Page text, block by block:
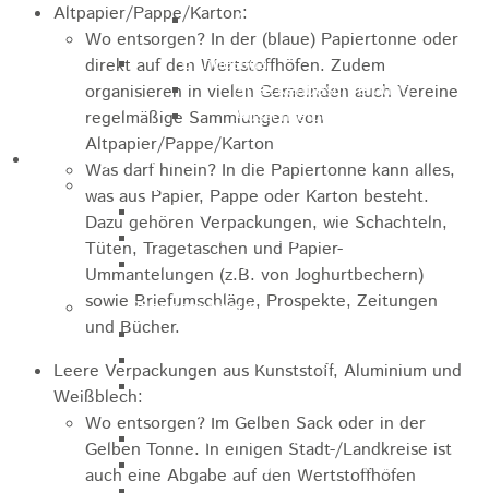
Ausschreibung
Bundesliga
Streckenbeschreibung
Ausschreibung
Bildung / Familie
Soziales
Familienbüro
Ehrenamtsbörse
Tafelladen
Pflegeangebote
Runder Tisch Pflege
Ökumenische Sozialstation
Rosenstein
Villa Rosenstein
DRK Mehrgenerationenhaus
Altpapier/Pappe/Karton:
Wo entsorgen? In der (blaue) Papiertonne oder
direkt auf den Wertstoffhöfen. Zudem
organisieren in vielen Gemeinden auch Vereine
regelmäßige Sammlungen von
Altpapier/Pappe/Karton
Was darf hinein? In die Papiertonne kann alles,
was aus Papier, Pappe oder Karton besteht.
Dazu gehören Verpackungen, wie Schachteln,
Tüten, Tragetaschen und Papier-
Ummantelungen (z.B. von Joghurtbechern)
sowie Briefumschläge, Prospekte, Zeitungen
und Bücher.
Leere Verpackungen aus Kunststoff, Aluminium und
Weißblech:
Wo entsorgen? Im Gelben Sack oder in der
Gelben Tonne. In einigen Stadt-/Landkreise ist
auch eine Abgabe auf den Wertstoffhöfen